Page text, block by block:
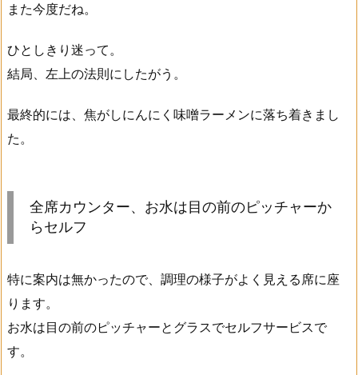
また今度だね。
ひとしきり迷って。
結局、左上の法則にしたがう。
最終的には、焦がしにんにく味噌ラーメンに落ち着きまし
た。
全席カウンター、お水は目の前のピッチャーか
らセルフ
特に案内は無かったので、調理の様子がよく見える席に座
ります。
お水は目の前のピッチャーとグラスでセルフサービスで
す。